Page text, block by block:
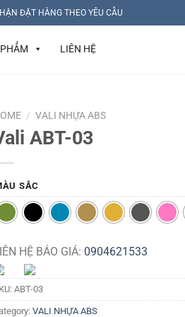
ĐẶT HÀNG THEO YÊU CẦU
LIÊN HỆ
/ VALI NHỰA ABS
ABT-03
SẮC
HỆ BÁO GIÁ: 0904621533
ABT-03
VALI NHỰA ABS